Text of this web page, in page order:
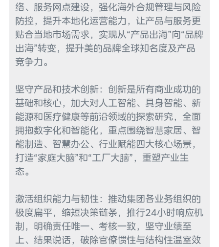
络、服务网点建设，强化海外合规管理与风险
防控，提升本地化运营能力，让产品与服务更
贴合当地市场需求，实现从“产品出海”向“品牌
出海”转变，提升美的品牌全球知名度及产品
竞争力。
坚守产品和技术创新：创新是所有商业成功的
基础和核心，加大对人工智能、具身智能、新
能源和医疗健康等前沿领域的探索研究，全面
拥抱数字化和智能化，重点围绕智慧家居、智
能制造、智慧办公、行业赋能四大核心场景，
打造“家庭大脑”和“工厂大脑”，重塑产业生
态。
激活组织能力与韧性：推动集团各业务组织的
极度扁平，缩短决策链条，推行24小时响应机
制，明确责任唯一、考核一致，坚守业绩至
上、结果说话，破除官僚惯性与结构性温室效